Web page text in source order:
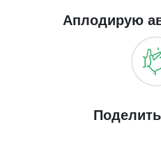
Аплодирую